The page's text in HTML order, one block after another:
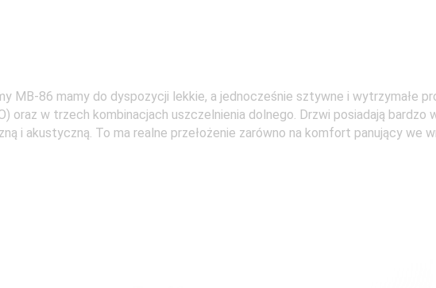
MB-86 mamy do dyspozycji lekkie, a jednocześnie sztywne i wytrzymałe
oraz w trzech kombinacjach uszczelnienia dolnego. Drzwi posiadają bardzo
i akustyczną. To ma realne przełożenie zarówno na komfort panujący we